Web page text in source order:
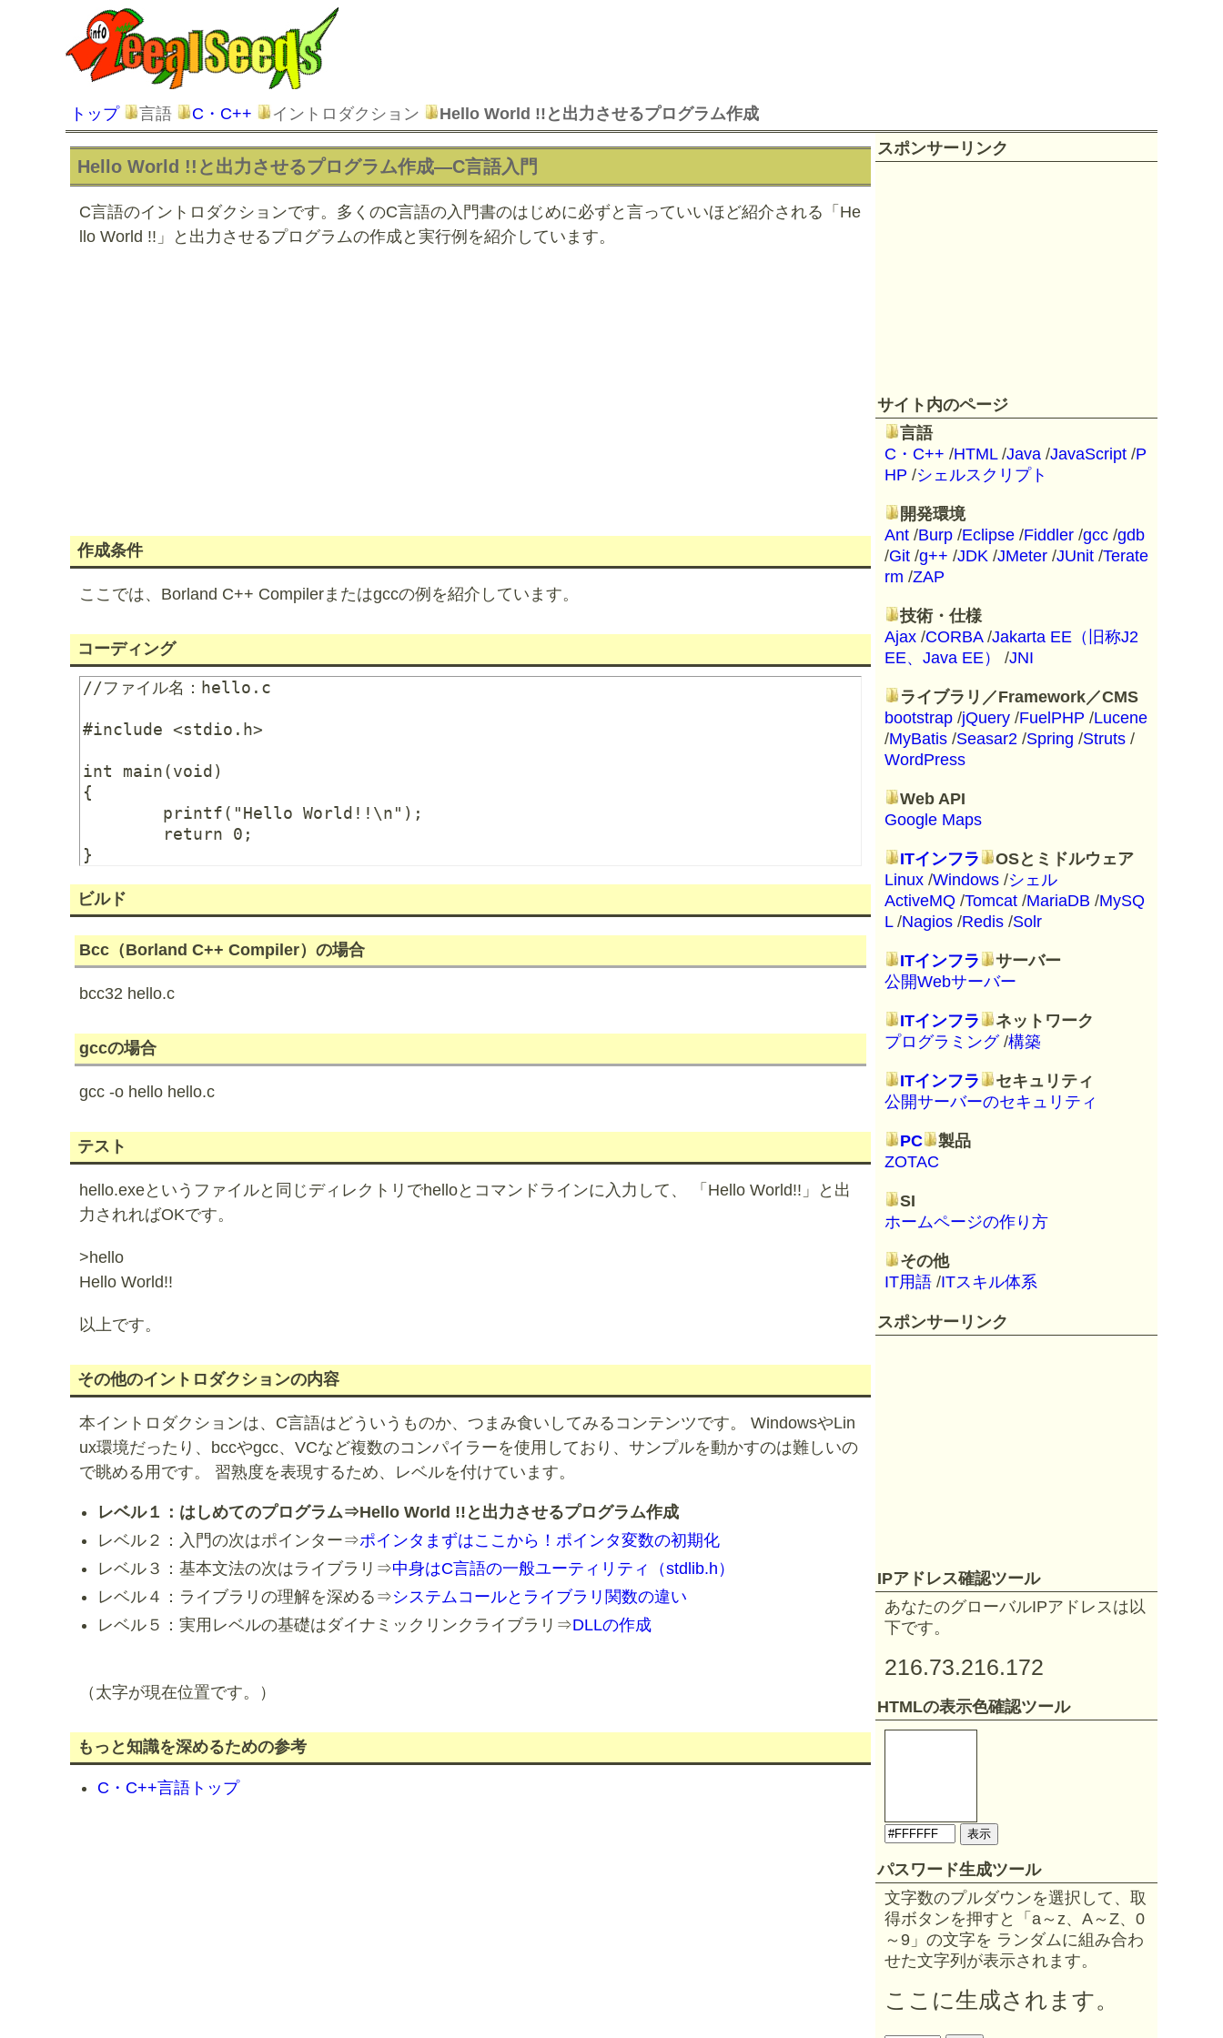
トップ 言語 C・C++ イントロダクション Hello World !!と出力させるプログラム作成
Hello World !!と出力させるプログラム作成―C言語入門
C言語のイントロダクションです。多くのC言語の入門書のはじめに必ずと言っていいほど紹介される「He
llo World !!」と出力させるプログラムの作成と実行例を紹介しています。
作成条件
ここでは、Borland C++ Compilerまたはgccの例を紹介しています。
コーディング
//ファイル名：hello.c
#include <stdio.h>
int main(void)
{
ビルド
Bcc（Borland C++ Compiler）の場合
bcc32 hello.c
gccの場合
gcc -o hello hello.c
テスト
hello.exeというファイルと同じディレクトリでhelloとコマンドラインに入力して、 「Hello World!!」と出
力されればOKです。
>hello
Hello World!!
以上です。
その他のイントロダクションの内容
本イントロダクションは、C言語はどういうものか、つまみ食いしてみるコンテンツです。 WindowsやLin
ux環境だったり、bccやgcc、VCなど複数のコンパイラーを使用しており、サンプルを動かすのは難しいの
で眺める用です。 習熟度を表現するため、レベルを付けています。
レベル１：はしめてのプログラム⇒Hello World !!と出力させるプログラム作成
レベル２：入門の次はポインター⇒ポインタまずはここから！ポインタ変数の初期化
レベル３：基本文法の次はライブラリ⇒中身はC言語の一般ユーティリティ（stdlib.h）
レベル４：ライブラリの理解を深める⇒システムコールとライブラリ関数の違い
レベル５：実用レベルの基礎はダイナミックリンクライブラリ⇒DLLの作成
（太字が現在位置です。）
もっと知識を深めるための参考
C・C++言語トップ
スポンサーリンク
サイト内のページ
言語
C・C++ /HTML/Java /JavaScript /P
HP /シェルスクリプト
開発環境
Ant /Burp /Eclipse /Fiddler /gcc /gdb
/Git /g++ /JDK /JMeter /JUnit /Terate
rm /ZAP
技術・仕様
Ajax /CORBA/Jakarta EE（旧称J2
EE、Java EE）
/JNI
ライブラリ／Framework／CMS
bootstrap /jQuery /FuelPHP /Lucene
/MyBatis /Seasar2 /Spring /Struts /
WordPress
Web API
Google Maps
ITインフラ
OSとミドルウェア
Linux /Windows /シェル
ActiveMQ /Tomcat /MariaDB /MySQ
L/Nagios /Redis /Solr
ITインフラ
サーバー
公開Webサーバー
ITインフラ
ネットワーク
プログラミング/構築
ITインフラ
セキュリティ
公開サーバーのセキュリティ
PC
製品
ZOTAC
SI
ホームページの作り方
その他
IT用語 /ITスキル体系
スポンサーリンク
IPアドレス確認ツール
あなたのグローバルIPアドレスは以
下です。
216.73.216.172
HTMLの表示色確認ツール
パスワード生成ツール
文字数のプルダウンを選択して、取
得ボタンを押すと「a～z、A～Z、0
～9」の文字を ランダムに組み合わ
せた文字列が表示されます。
ここに生成されます。